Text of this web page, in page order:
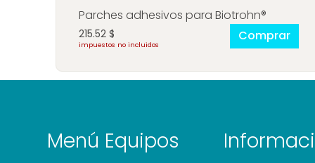
Parches adhesivos para Biotrohn®
215.52$
impuestos no incluidos
Comprar
Menú Equipos